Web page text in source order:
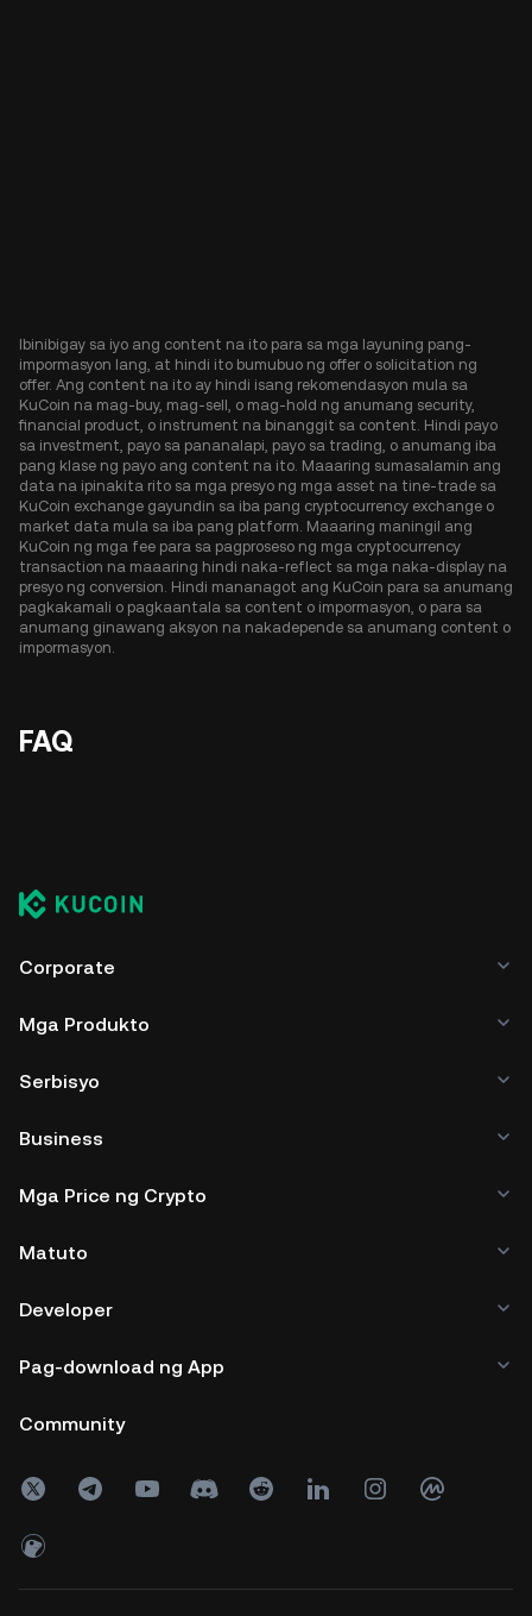
Ibinibigay sa iyo ang content na ito para sa mga layuning pang-
impormasyon lang, at hindi ito bumubuo ng offer o solicitation ng
offer. Ang content na ito ay hindi isang rekomendasyon mula sa
KuCoin na mag-buy, mag-sell, o mag-hold ng anumang security,
financial product, o instrument na binanggit sa content. Hindi payo
sa investment, payo sa pananalapi, payo sa trading, o anumang iba
pang klase ng payo ang content na ito. Maaaring sumasalamin ang
data na ipinakita rito sa mga presyo ng mga asset na tine-trade sa
KuCoin exchange gayundin sa iba pang cryptocurrency exchange o
market data mula sa iba pang platform. Maaaring maningil ang
KuCoin ng mga fee para sa pagproseso ng mga cryptocurrency
transaction na maaaring hindi naka-reflect sa mga naka-display na
presyo ng conversion. Hindi mananagot ang KuCoin para sa anumang
pagkakamali o pagkaantala sa content o impormasyon, o para sa
anumang ginawang aksyon na nakadepende sa anumang content o
impormasyon.
FAQ
Corporate
Mga Produkto
Serbisyo
Business
Mga Price ng Crypto
Matuto
Developer
Pag-download ng App
Community